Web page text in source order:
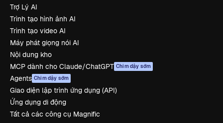
Trợ Lý AI
Trình tạo hình ảnh AI
Trình tạo video AI
Máy phát giọng nói AI
Nội dung kho
MCP dành cho Claude/ChatGPT Chim dậy sớm
Agents Chim dậy sớm
Giao diện lập trình ứng dụng (API)
Ứng dụng di động
Tất cả các công cụ Magnific